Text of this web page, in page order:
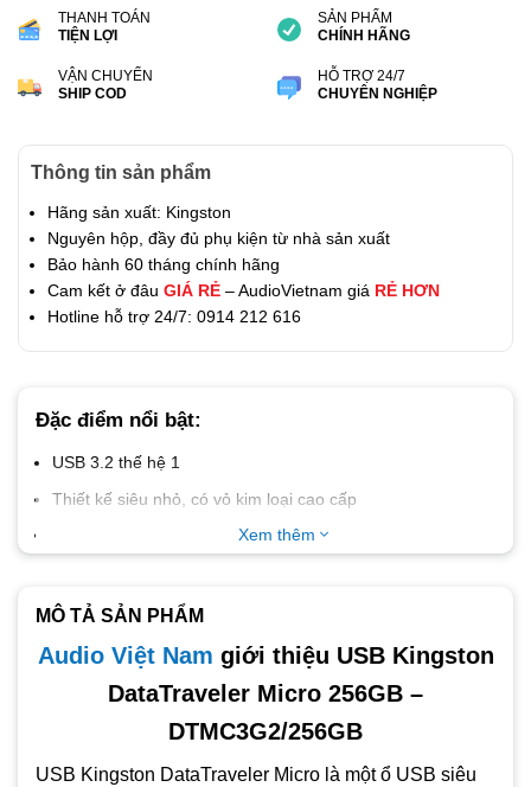
THANH TOÁN
TIỆN LỢI
SẢN PHẨM
CHÍNH HÃNG
VẬN CHUYỂN
SHIP COD
HỖ TRỢ 24/7
CHUYÊN NGHIỆP
Thông tin sản phẩm
Hãng sản xuất: Kingston
Nguyên hộp, đầy đủ phụ kiện từ nhà sản xuất
Bảo hành 60 tháng chính hãng
Cam kết ở đâu GIÁ RẺ – AudioVietnam giá RẺ HƠN
Hotline hỗ trợ 24/7: 0914 212 616
Đặc điểm nổi bật:
USB 3.2 thế hệ 1
Thiết kế siêu nhỏ, có vỏ kim loại cao cấp
Truyền dữ liệu nhanh với tốc độ đọc lên đến 200MB/giây
Xem thêm
MÔ TẢ SẢN PHẨM
Audio Việt Nam giới thiệu USB Kingston
DataTraveler Micro 256GB –
DTMC3G2/256GB
USB Kingston DataTraveler Micro là một ổ USB siêu